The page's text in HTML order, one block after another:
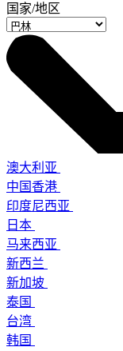
国家/地区
澳大利亚
中国香港
印度尼西亚
日本
马来西亚
新西兰
新加坡
泰国
台湾
韩国